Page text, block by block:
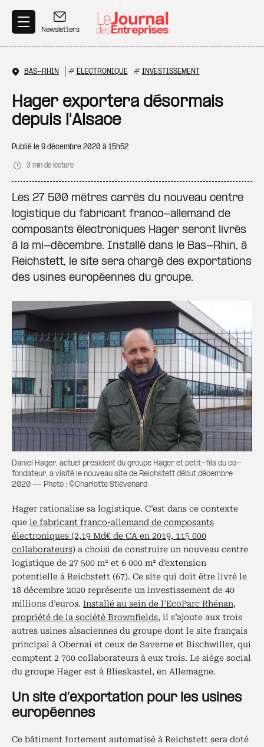
Newsletters
BAS-RHIN # ÉLECTRONIQUE # INVESTISSEMENT
Hager exportera désormais
depuis l'Alsace
Publié le 9 décembre 2020 à 15h52
3 min de lecture
Les 27 500 mètres carrés du nouveau centre
logistique du fabricant franco-allemand de
composants électroniques Hager seront livrés
à la mi-décembre. Installé dans le Bas-Rhin, à
Reichstett, le site sera chargé des exportations
des usines européennes du groupe.
Daniel Hager, actuel président du groupe Hager et petit-fils du co-
fondateur, a visité le nouveau site de Reichstett début décembre
2020 — Photo : ©Charlotte Stiévenard
Hager rationalise sa logistique. C’est dans ce contexte
que le fabricant franco-allemand de composants
électroniques (2,19 Md€ de CA en 2019, 115 000
collaborateurs) a choisi de construire un nouveau centre
logistique de 27 500 m² et 6 000 m² d'extension
potentielle à Reichstett (67). Ce site qui doit être livré le
18 décembre 2020 représente un investissement de 40
millions d’euros. Installé au sein de l’EcoParc Rhénan,
propriété de la société Brownfields, il s’ajoute aux trois
autres usines alsaciennes du groupe dont le site français
principal à Obernai et ceux de Saverne et Bischwiller, qui
comptent 2 700 collaborateurs à eux trois. Le siège social
du groupe Hager est à Blieskastel, en Allemagne.
Un site d’exportation pour les usines
européennes
Ce bâtiment fortement automatisé à Reichstett sera doté